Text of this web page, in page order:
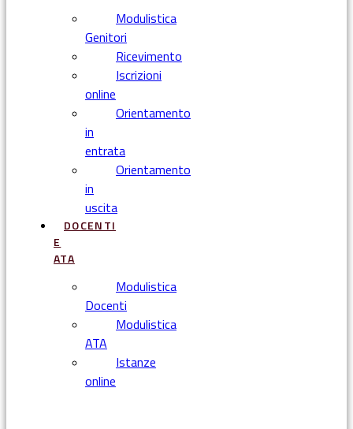
Modulistica
Genitori
Ricevimento
Iscrizioni
online
Orientamento
in
entrata
Orientamento
in
uscita
DOCENTI
E
ATA
Modulistica
Docenti
Modulistica
ATA
Istanze
online